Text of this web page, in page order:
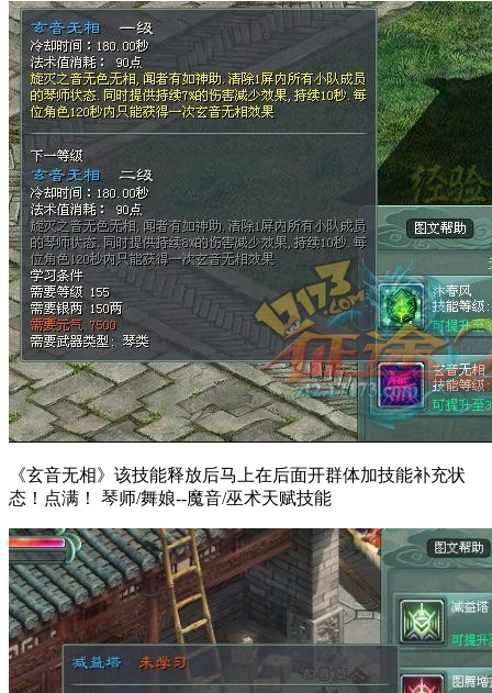
《玄音无相》该技能释放后马上在后面开群体加技能补充状
态！点满！ 琴师/舞娘--魔音/巫术天赋技能